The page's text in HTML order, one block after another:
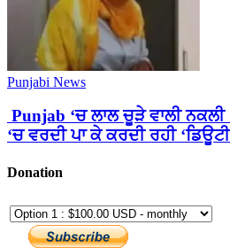
Punjabi News
Punjab ‘ਚ ਲਾਲ ਚੂੜੇ ਵਾਲੀ ਨਕਲੀ
‘ਚ ਵਰਦੀ ਪਾ ਕੇ ਕਰਦੀ ਰਹੀ
Donation